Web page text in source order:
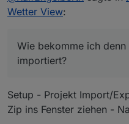
Wetter View:
Wie bekomme ich
importiert?
Setup - Projekt Import/
Zip ins Fenster ziehen -